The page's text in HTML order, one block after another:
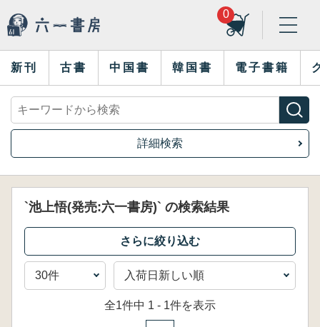
0
新刊 古書 中国書 韓国書 電子書籍
詳細検索
`池上悟(発売:六一書房)` の検索結果
全1件中 1 - 1件を表示